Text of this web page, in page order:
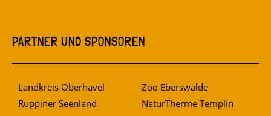
PARTNER UND SPONSOREN
Landkreis Oberhavel
Ruppiner Seenland
Zoo Eberswalde
NaturTherme Templin